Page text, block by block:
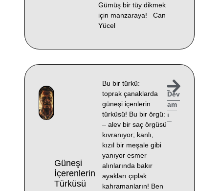
Gümüş bir tüy dikmek
için manzaraya! Can
Yücel
Güneşi
İçerenlerin
Türküsü
Bu bir türkü: –
toprak çanaklarda
güneşi içenlerin
türküsü! Bu bir örgü:
– alev bir saç örgüsü
kıvranıyor; kanlı,
kızıl bir meşale gibi
yanıyor esmer
alınlarında bakır
ayakları çıplak
kahramanların! Ben
Dev
am
ı